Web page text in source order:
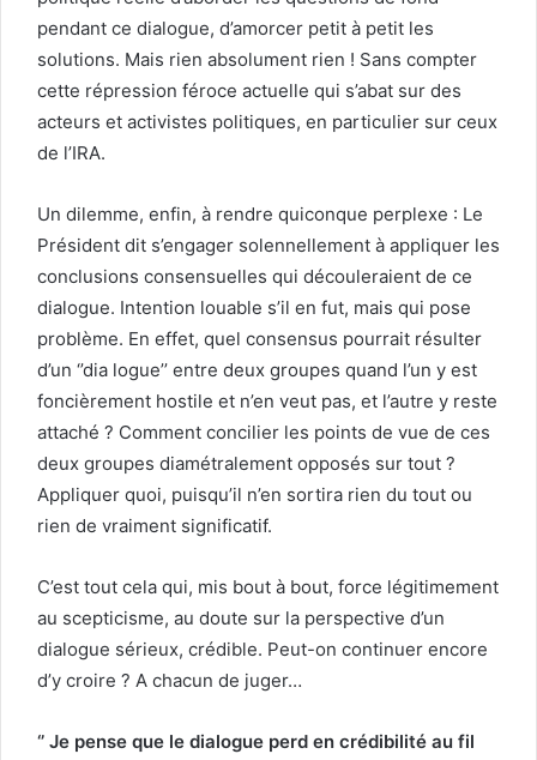
pendant ce dialogue, d’amorcer petit à petit les
solutions. Mais rien absolument rien ! Sans compter
cette répression féroce actuelle qui s’abat sur des
acteurs et activistes politiques, en particulier sur ceux
de l’IRA.
Un dilemme, enfin, à rendre quiconque perplexe : Le
Président dit s’engager solennellement à appliquer les
conclusions consensuelles qui découleraient de ce
dialogue. Intention louable s’il en fut, mais qui pose
problème. En effet, quel consensus pourrait résulter
d’un ‘’dia logue’’ entre deux groupes quand l’un y est
foncièrement hostile et n’en veut pas, et l’autre y reste
attaché ? Comment concilier les points de vue de ces
deux groupes diamétralement opposés sur tout ?
Appliquer quoi, puisqu’il n’en sortira rien du tout ou
rien de vraiment significatif.
C’est tout cela qui, mis bout à bout, force légitimement
au scepticisme, au doute sur la perspective d’un
dialogue sérieux, crédible. Peut-on continuer encore
d’y croire ? A chacun de juger…
‘’ Je pense que le dialogue perd en crédibilité au fil